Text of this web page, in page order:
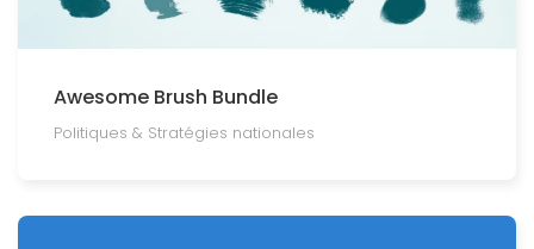
Awesome Brush Bundle
Politiques & Stratégies nationales